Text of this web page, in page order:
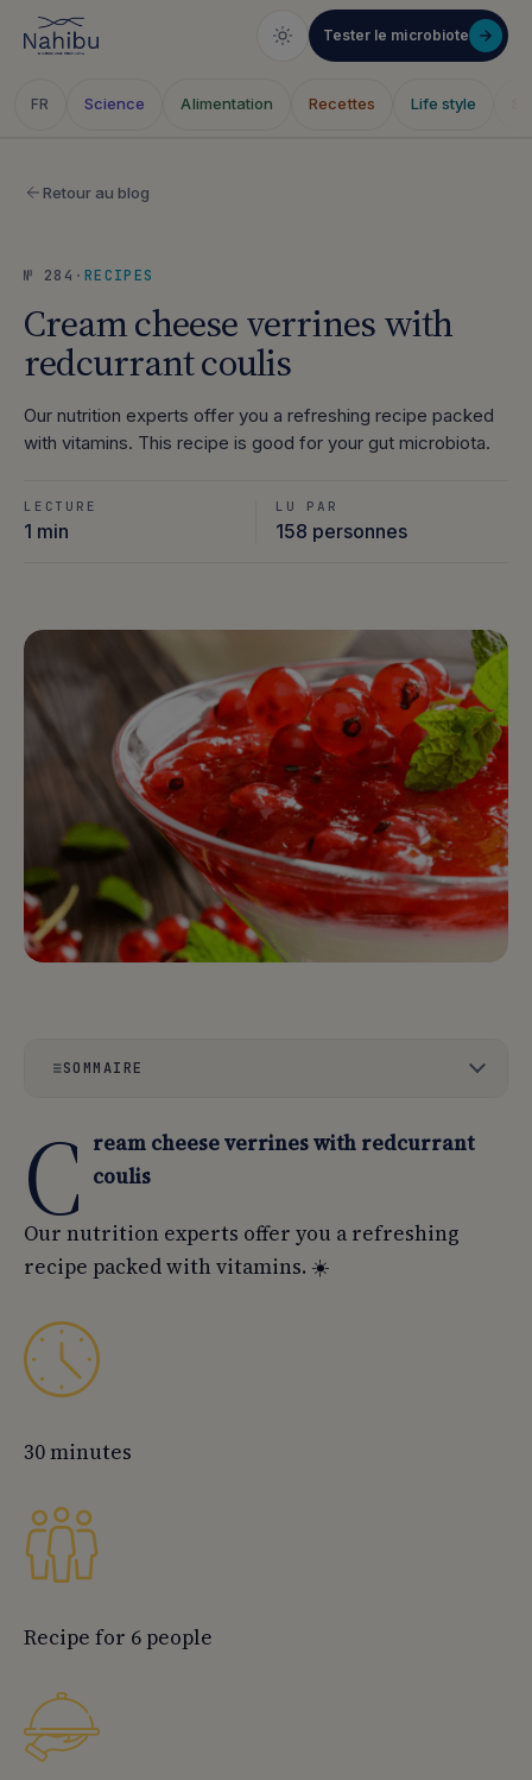
Tester le microbiote
FR Science Alimentation Recettes Life style
Retour au blog
№ 284 · RECIPES
Cream cheese verrines with
redcurrant coulis
Our nutrition experts offer you a refreshing recipe packed
with vitamins. This recipe is good for your gut microbiota.
LECTURE
1 min
LU PAR
158 personnes
SOMMAIRE
Download the FREE seasonal fruit and vegetable
calendar.
C ream cheese verrines with redcurrant
coulis
Our nutrition experts offer you a refreshing
recipe packed with vitamins. ☀️
30 minutes
Recipe for 6 people